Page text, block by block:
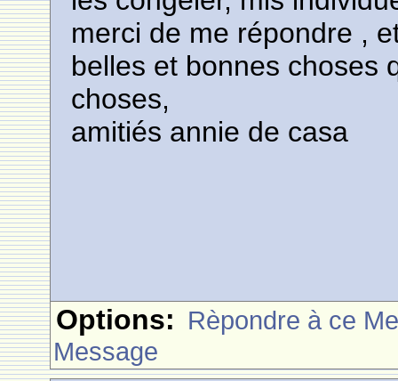
merci de me répondre ,
belles et bonnes choses
choses,
amitiés annie de casa
Options: Rèpondre à ce
Message